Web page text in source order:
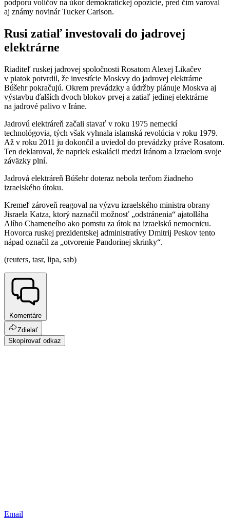
podporu voličov na úkor demokratickej opozície, pred čím varoval
aj známy novinár Tucker Carlson.
Rusi zatiaľ investovali do jadrovej
elektrárne
Riaditeľ ruskej jadrovej spoločnosti Rosatom Alexej Likačev
v piatok potvrdil, že investície Moskvy do jadrovej elektrárne
Búšehr pokračujú. Okrem prevádzky a údržby plánuje Moskva aj
výstavbu ďalších dvoch blokov prvej a zatiaľ jedinej elektrárne
na jadrové palivo v Iráne.
Jadrovú elektráreň začali stavať v roku 1975 nemeckí
technológovia, tých však vyhnala islamská revolúcia v roku 1979.
Až v roku 2011 ju dokončil a uviedol do prevádzky práve Rosatom.
Ten deklaroval, že napriek eskalácii medzi Iránom a Izraelom svoje
záväzky plní.
Jadrová elektráreň Búšehr doteraz nebola terčom žiadneho
izraelského útoku.
Kremeľ zároveň reagoval na výzvu izraelského ministra obrany
Jisraela Katza, ktorý naznačil možnosť „odstránenia“ ajatolláha
Alího Chameneího ako pomstu za útok na izraelskú nemocnicu.
Hovorca ruskej prezidentskej administratívy Dmitrij Peskov tento
nápad označil za „otvorenie Pandorinej skrinky“.
(reuters, tasr, lipa, sab)
Komentáre
Zdielať
Skopírovať odkaz
Email